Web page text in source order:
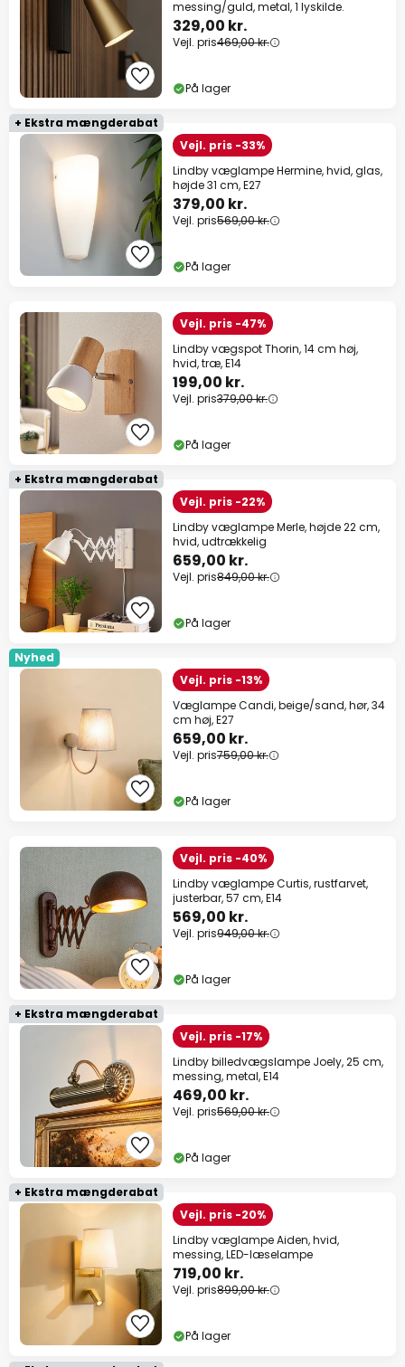
messing/guld, metal, 1 lyskilde.
329,00 kr.
Vejl. pris469,00 kr.
På lager
+ Ekstra mængderabat
Vejl. pris -33%
Lindby væglampe Hermine, hvid, glas,
højde 31 cm, E27
379,00 kr.
Vejl. pris569,00 kr.
På lager
Vejl. pris -47%
Lindby vægspot Thorin, 14 cm høj,
hvid, træ, E14
199,00 kr.
Vejl. pris379,00 kr.
På lager
+ Ekstra mængderabat
Vejl. pris -22%
Lindby væglampe Merle, højde 22 cm,
hvid, udtrækkelig
659,00 kr.
Vejl. pris849,00 kr.
På lager
Nyhed
Vejl. pris -13%
Væglampe Candi, beige/sand, hør, 34
cm høj, E27
659,00 kr.
Vejl. pris759,00 kr.
På lager
Vejl. pris -40%
Lindby væglampe Curtis, rustfarvet,
justerbar, 57 cm, E14
569,00 kr.
Vejl. pris949,00 kr.
På lager
+ Ekstra mængderabat
Vejl. pris -17%
Lindby billedvægslampe Joely, 25 cm,
messing, metal, E14
469,00 kr.
Vejl. pris569,00 kr.
På lager
+ Ekstra mængderabat
Vejl. pris -20%
Lindby væglampe Aiden, hvid,
messing, LED-læselampe
719,00 kr.
Vejl. pris899,00 kr.
På lager